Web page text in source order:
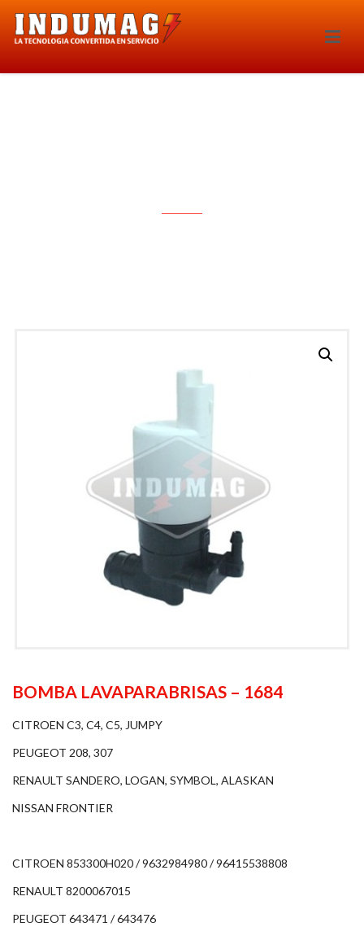
BOMBA LAVAPARABRISAS – 1684
CITROEN C3, C4, C5, JUMPY
PEUGEOT 208, 307
RENAULT SANDERO, LOGAN, SYMBOL, ALASKAN
NISSAN FRONTIER
CITROEN 853300H020 / 9632984980 / 96415538808
RENAULT 8200067015
PEUGEOT 643471 / 643476